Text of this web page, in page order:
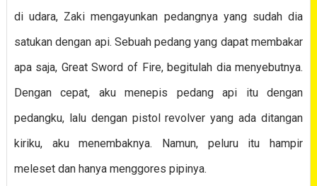
di udara, Zaki mengayunkan pedangnya yang sudah dia
satukan dengan api. Sebuah pedang yang dapat membakar
apa saja, Great Sword of Fire, begitulah dia menyebutnya.
Dengan cepat, aku menepis pedang api itu dengan
pedangku, lalu dengan pistol revolver yang ada ditangan
kiriku, aku menembaknya. Namun, peluru itu hampir
meleset dan hanya menggores pipinya.